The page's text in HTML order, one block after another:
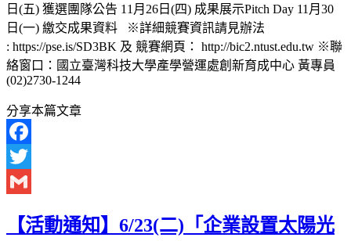
日(五) 獲選團隊公告 11月26日(四) 成果展示Pitch Day 11月30
日(一) 繳交成果資料 ※詳細競賽資訊請見辦法
: https://pse.is/SD3BK 及 競賽網頁： http://bic2.ntust.edu.tw ※聯
絡窗口：國立臺灣科技大學產學營運處創新育成中心 黃專員
(02)2730-1244
分享本篇文章
Facebook
Twitter
【活動通知】6/23(二)「企業設置太陽光